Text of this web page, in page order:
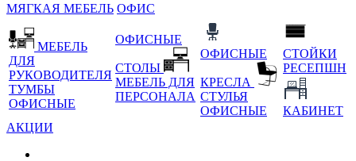
МЯГКАЯ МЕБЕЛЬ ОФИС
МЕБЕЛЬ
ДЛЯ
РУКОВОДИТЕЛЯ
ТУМБЫ
ОФИСНЫЕ
ОФИСНЫЕ
СТОЛЫ
МЕБЕЛЬ ДЛЯ
ПЕРСОНАЛА
ОФИСНЫЕ
КРЕСЛА
СТУЛЬЯ
ОФИСНЫЕ
СТОЙКИ
РЕСЕПШН
КАБИНЕТ
АКЦИИ